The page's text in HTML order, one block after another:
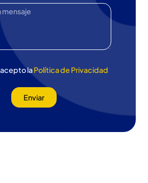
laPolítica de Privacidad
Enviar